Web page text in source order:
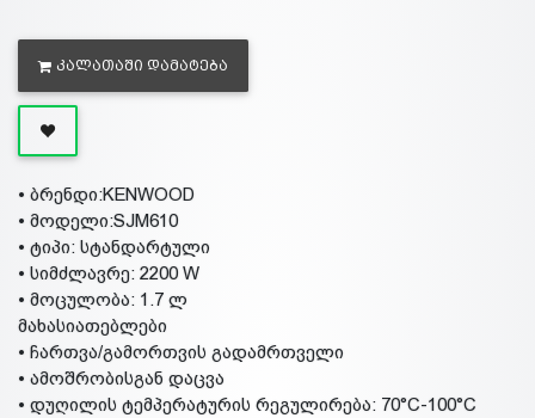
ᲙᲐᲚᲐᲗᲐᲨᲘ ᲓᲐᲛᲐᲢᲔᲑᲐ
• ბრენდი:KENWOOD
• მოდელი:SJM610
• ტიპი: სტანდარტული
• სიმძლავრე: 2200 W
• მოცულობა: 1.7 ლ
მახასიათებლები
• ჩართვა/გამორთვის გადამრთველი
• ამოშრობისგან დაცვა
• დუღილის ტემპერატურის რეგულირება: 70°C-100°C